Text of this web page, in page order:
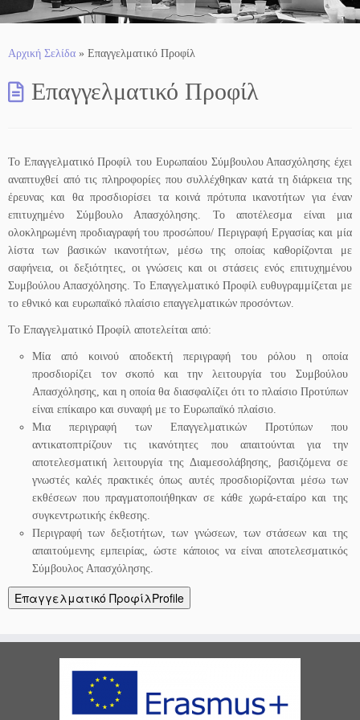
Αρχική Σελίδα » Επαγγελματικό Προφίλ
Επαγγελματικό Προφίλ
Το Επαγγελματικό Προφίλ του Ευρωπαίου Σύμβουλου Απασχόλησης έχει
αναπτυχθεί από τις πληροφορίες που συλλέχθηκαν κατά τη διάρκεια της
έρευνας και θα προσδιορίσει τα κοινά πρότυπα ικανοτήτων για έναν
επιτυχημένο Σύμβουλο Απασχόλησης. Το αποτέλεσμα είναι μια
ολοκληρωμένη προδιαγραφή του προσώπου/ Περιγραφή Εργασίας και μία
λίστα των βασικών ικανοτήτων, μέσω της οποίας καθορίζονται με
σαφήνεια, οι δεξιότητες, οι γνώσεις και οι στάσεις ενός επιτυχημένου
Συμβούλου Απασχόλησης. Το Επαγγελματικό Προφίλ ευθυγραμμίζεται με
το εθνικό και ευρωπαϊκό πλαίσιο επαγγελματικών προσόντων.
Το Επαγγελματικό Προφίλ αποτελείται από:
Μία από κοινού αποδεκτή περιγραφή του ρόλου η οποία
προσδιορίζει τον σκοπό και την λειτουργία του Συμβούλου
Απασχόλησης, και η οποία θα διασφαλίζει ότι το πλαίσιο Προτύπων
είναι επίκαιρο και συναφή με το Ευρωπαϊκό πλαίσιο.
Μια περιγραφή των Επαγγελματικών Προτύπων που
αντικατοπτρίζουν τις ικανότητες που απαιτούνται για την
αποτελεσματική λειτουργία της Διαμεσολάβησης, βασιζόμενα σε
γνωστές καλές πρακτικές όπως αυτές προσδιορίζονται μέσω των
εκθέσεων που πραγματοποιήθηκαν σε κάθε χωρά-εταίρο και της
συγκεντρωτικής έκθεσης.
Περιγραφή των δεξιοτήτων, των γνώσεων, των στάσεων και της
απαιτούμενης εμπειρίας, ώστε κάποιος να είναι αποτελεσματικός
Σύμβουλος Απασχόλησης.
Επαγγελματικό ΠροφίλProfile